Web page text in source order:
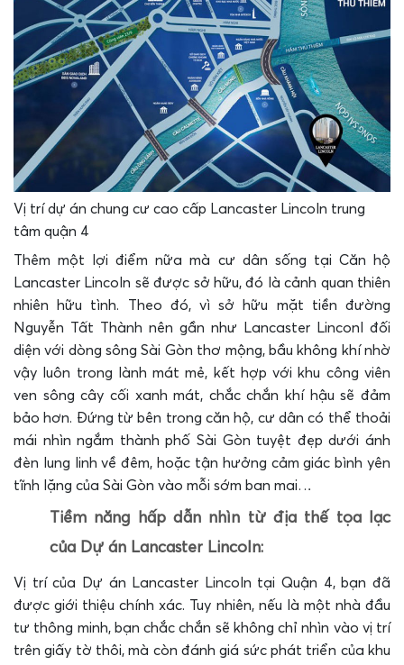
Vị trí dự án chung cư cao cấp Lancaster Lincoln trung
tâm quận 4
Thêm một lợi điểm nữa mà cư dân sống tại Căn hộ
Lancaster Lincoln sẽ được sở hữu, đó là cảnh quan thiên
nhiên hữu tình. Theo đó, vì sở hữu mặt tiền đường
Nguyễn Tất Thành nên gần như Lancaster Linconl đối
diện với dòng sông Sài Gòn thơ mộng, bầu không khí nhờ
vậy luôn trong lành mát mẻ, kết hợp với khu công viên
ven sông cây cối xanh mát, chắc chắn khí hậu sẽ đảm
bảo hơn. Đứng từ bên trong căn hộ, cư dân có thể thoải
mái nhìn ngắm thành phố Sài Gòn tuyệt đẹp dưới ánh
đèn lung linh về đêm, hoặc tận hưởng cảm giác bình yên
tĩnh lặng của Sài Gòn vào mỗi sớm ban mai…
Tiềm năng hấp dẫn nhìn từ địa thế tọa lạc
của Dự án Lancaster Lincoln:
Vị trí của Dự án Lancaster Lincoln tại Quận 4, bạn đã
được giới thiệu chính xác. Tuy nhiên, nếu là một nhà đầu
tư thông minh, bạn chắc chắn sẽ không chỉ nhìn vào vị trí
trên giấy tờ thôi, mà còn đánh giá sức phát triển của khu